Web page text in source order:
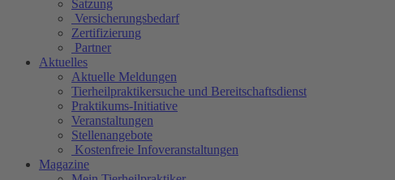
Satzung
Versicherungsbedarf
Zertifizierung
Partner
Aktuelles
Aktuelle Meldungen
Tierheilpraktikersuche und Bereitschaftsdienst
Praktikums-Initiative
Veranstaltungen
Stellenangebote
Kostenfreie Infoveranstaltungen
Magazine